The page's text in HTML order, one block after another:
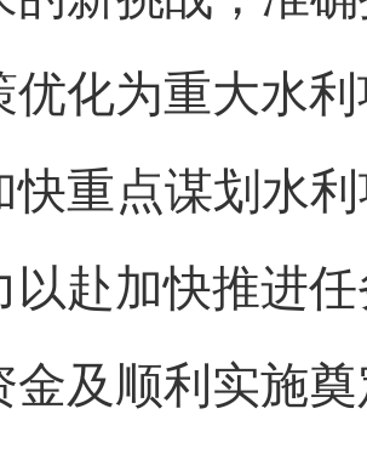
优化为重大水
快重点谋划水
以赴加快推进
金及顺利实施